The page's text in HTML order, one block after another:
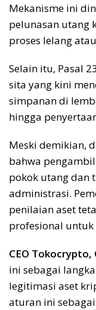
Mekanisme ini
pelunasan utang
proses lelang
Selain itu, Pasal
sita yang kini
simpanan di
hingga
Meski demikian,
bahwa
pokok utang dan
administrasi.
penilaian aset
profesional
CEO Tokocrypto,
ini sebagai
legitimasi aset
aturan ini